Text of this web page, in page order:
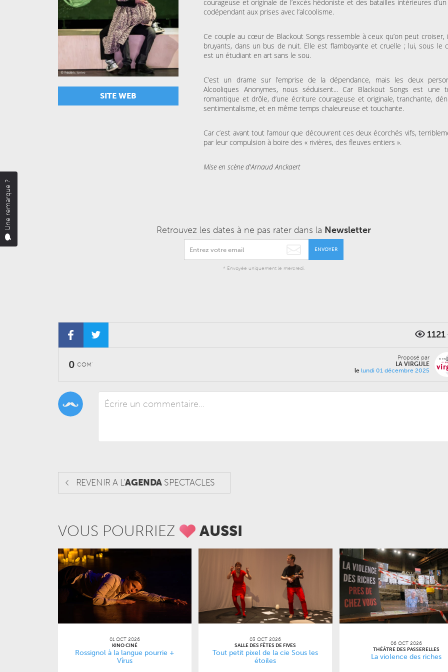
SITE WEB
courageuse et originale de l’excès hédoniste et des batailles intérieures
codépendant aux prises avec l’alcoolisme.
Ce couple au cœur de Blackout Songs ressemble à ceux qu’on peut croiser,
bruyants, dans un bus de nuit. Elle est flamboyante et cruelle ; lui, sous le
est un étudiant en art sans le sou.
C’est un drame sur l’emprise de la dépendance, mais les deux
Alcooliques Anonymes, nous séduisent... Car Blackout Songs est une
romantique et drôle, d’une écriture courageuse et originale, tranchante,
sentimentalisme, et en même temps chaleureuse et touchante.
Car c’est avant tout l’amour que découvrent ces deux écorchés vifs,
par leur compulsion à boire des « rivières, des fleuves entiers ».
Mise en scène d'Arnaud Anckaert
Retrouvez les dates à ne pas rater dans la Newsletter
ENVOYER
* Envoyée uniquement le mercredi.
1121
0 COM'
Proposé par
LA VIRGULE
le lundi 01 décembre 2025
REVENIR A L'AGENDASPECTACLES
VOUS POURRIEZ AUSSI
01 OCT 2026
KINO CINÉ
Rossignol à la langue pourrie +
Vîrus
03 OCT 2026
SALLE DES FÊTES DE FIVES
Tout petit pixel de la cie Sous les
étoiles
06 OCT 2026
THÉÂTRE DES PASSERELLES
La violence des riches
Une remarque ?